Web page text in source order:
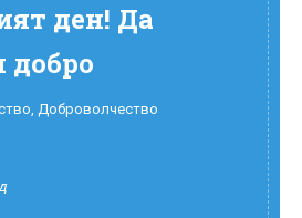
ден! Да
добро
, Доброволчество